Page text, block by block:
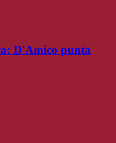
D'Amico punta